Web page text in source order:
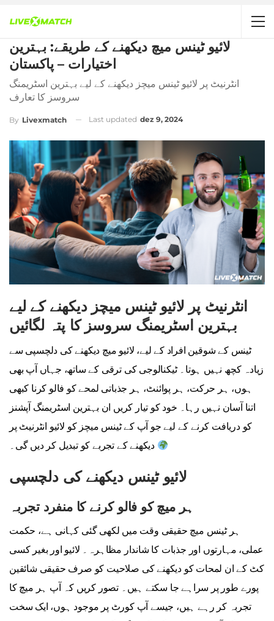
لائیو ٹینس میچ دیکھنے کے طریقے: بہترین
اختیارات – پاکستان
انٹرنیٹ پر لائیو ٹینس میچز دیکھنے کے لیے بہترین اسٹریمنگ
سروسز کا تعارف
By Livexmatch Last updated dez 9, 2024
انٹرنیٹ پر لائیو ٹینس میچز دیکھنے کے لیے
بہترین اسٹریمنگ سروسز کا پتہ لگائیں
ٹینس کے شوقین افراد کے لیے، لائیو میچ دیکھنے کی دلچسپی سے
زیادہ کچھ نہیں ہوتا۔ ٹیکنالوجی کی ترقی کے ساتھ، جہاں آپ بھی
ہوں، ہر حرکت، ہر پوائنٹ، ہر جذباتی لمحے کو فالو کرنا کبھی
اتنا آسان نہیں رہا۔ خود کو تیار کریں ان بہترین اسٹریمنگ آپشنز
کو دریافت کرنے کے لیے جو آپ کے ٹینس میچز کو لائیو انٹرنیٹ پر
لائیو ٹینس دیکھنے کی دلچسپی
ہر میچ کو فالو کرنے کا منفرد تجربہ
ہر ٹینس میچ حقیقی وقت میں لکھی گئی کہانی ہے، حکمت
عملی، مہارتوں اور جذبات کا شاندار مظاہرہ۔ لائیو اور بغیر کسی
کٹ کے ان لمحات کو دیکھنے کی صلاحیت کو صرف حقیقی شائقین
پورے طور پر سراہے جا سکتے ہیں۔ تصور کریں کہ آپ ہر میچ کا
تجربہ کر رہے ہیں، جیسے آپ کورٹ پر موجود ہوں، ایک سخت